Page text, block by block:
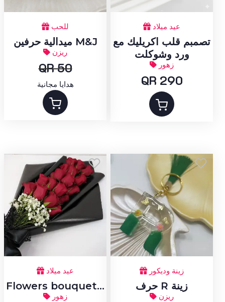
للحب
ميدالية حرفين M&J
ريزن
QR 50
هدايا مجانية
عيد ميلاد
تصمبم قلب اكريليك مع
ورد وشوكلت
زهور
QR 290
عيد ميلاد
Flowers bouquet...
زهور
زينة وديكور
حرف R زينة
ريزن